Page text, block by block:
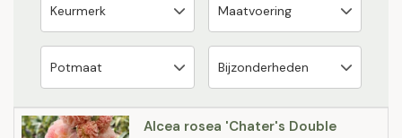
Alcea rosea 'Chater's Double